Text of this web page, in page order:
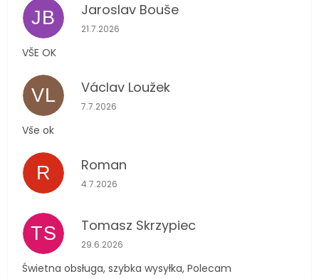
JB Jaroslav Bouše
Hodnocení obchodu je 5 z 5 hvězdiček.
21.7.2026
VŠE OK
VL Václav Loužek
Hodnocení obchodu je 5 z 5 hvězdiček.
7.7.2026
Vše ok
R Roman
Hodnocení obchodu je 5 z 5 hvězdiček.
4.7.2026
TS Tomasz Skrzypiec
Hodnocení obchodu je 5 z 5 hvězdiček.
29.6.2026
Świetna obsługa, szybka wysyłka, Polecam